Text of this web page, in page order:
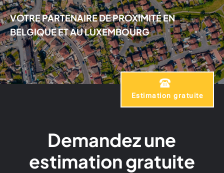
VOTRE PARTENAIRE DE PROXIMITÉ EN
BELGIQUE ET AU LUXEMBOURG
Demandez une
estimation gratuite
Estimation gratuite